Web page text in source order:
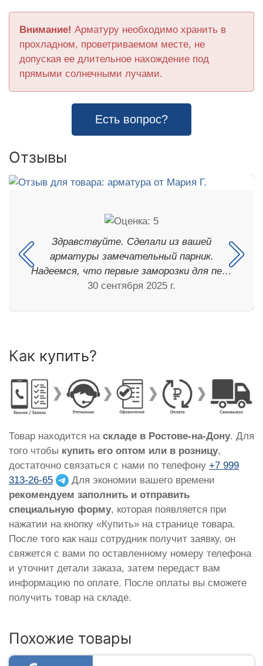
Внимание! Арматуру необходимо хранить в
прохладном, проветриваемом месте, не
допуская ее длительное нахождение под
прямыми солнечными лучами.
Есть вопрос?
Отзывы
Здравствуйте. Сделали из вашей
арматуры замечательный парник.
Надеемся, что первые заморозки для пе…
30 сентября 2025 г.
Как купить?
Товар находится на складе в Ростове-на-Дону. Для
того чтобы купить его оптом или в розницу,
достаточно связаться с нами по телефону +7 999
313-26-65
Для экономии вашего времени
рекомендуем заполнить и отправить
специальную форму, которая появляется при
нажатии на кнопку «Купить» на странице товара.
После того как наш сотрудник получит заявку, он
свяжется с вами по оставленному номеру телефона
и уточнит детали заказа, затем передаст вам
информацию по оплате. После оплаты вы сможете
получить товар на складе.
Похожие товары